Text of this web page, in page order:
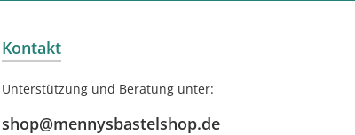
Kontakt
Unterstützung und Beratung unter:
shop@mennysbastelshop.de